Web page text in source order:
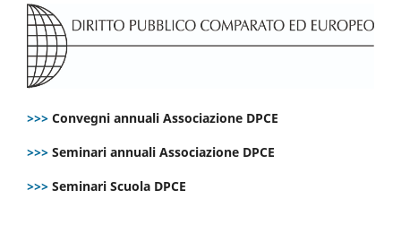
>>> Convegni annuali Associazione DPCE
>>> Seminari annuali Associazione DPCE
>>> Seminari Scuola DPCE